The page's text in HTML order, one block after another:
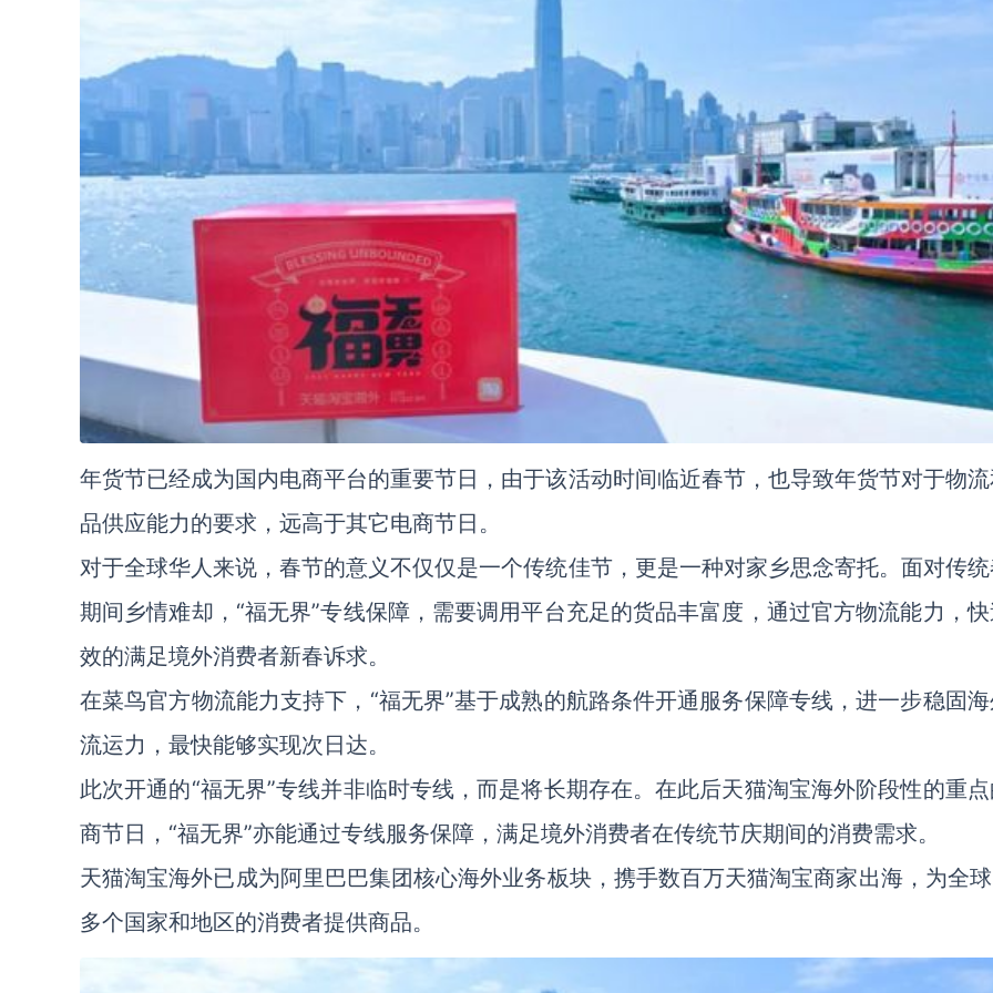
年货节已经成为国内电商平台的重要节日，由于该活动时间临近春节，也导致年货节对于物
品供应能力的要求，远高于其它电商节日。
对于全球华人来说，春节的意义不仅仅是一个传统佳节，更是一种对家乡思念寄托。面对传
期间乡情难却，“福无界”专线保障，需要调用平台充足的货品丰富度，通过官方物流能力，
效的满足境外消费者新春诉求。
在菜鸟官方物流能力支持下，“福无界”基于成熟的航路条件开通服务保障专线，进一步稳固
流运力，最快能够实现次日达。
此次开通的“福无界”专线并非临时专线，而是将长期存在。在此后天猫淘宝海外阶段性的重
商节日，“福无界”亦能通过专线服务保障，满足境外消费者在传统节庆期间的消费需求。
天猫淘宝海外已成为阿里巴巴集团核心海外业务板块，携手数百万天猫淘宝商家出海，为全
多个国家和地区的消费者提供商品。